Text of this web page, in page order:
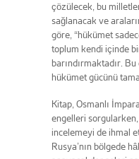
çözülecek, bu
sağlanacak ve
göre, “hükümet
toplum kendi içinde
barındırmaktadır.
hükümet gücünü
Kitap, Osmanlı
engelleri
incelemeyi de ihmal
Rusya’nın bölgede